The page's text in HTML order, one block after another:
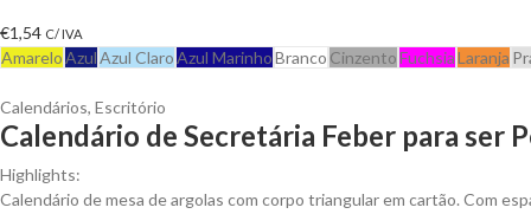
€1,54 C/ IVA
AmareloAzulAzul ClaroAzul MarinhoBranco CinzentoFuchsiaLaranja
Calendários, Escritório
Calendário de Secretária Feber para ser
Highlights:
Calendário de mesa de argolas com corpo triangular em cartão. Com